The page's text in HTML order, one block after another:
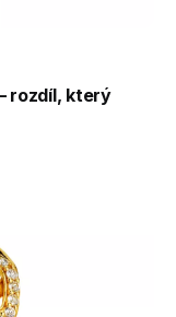
rozdíl, který